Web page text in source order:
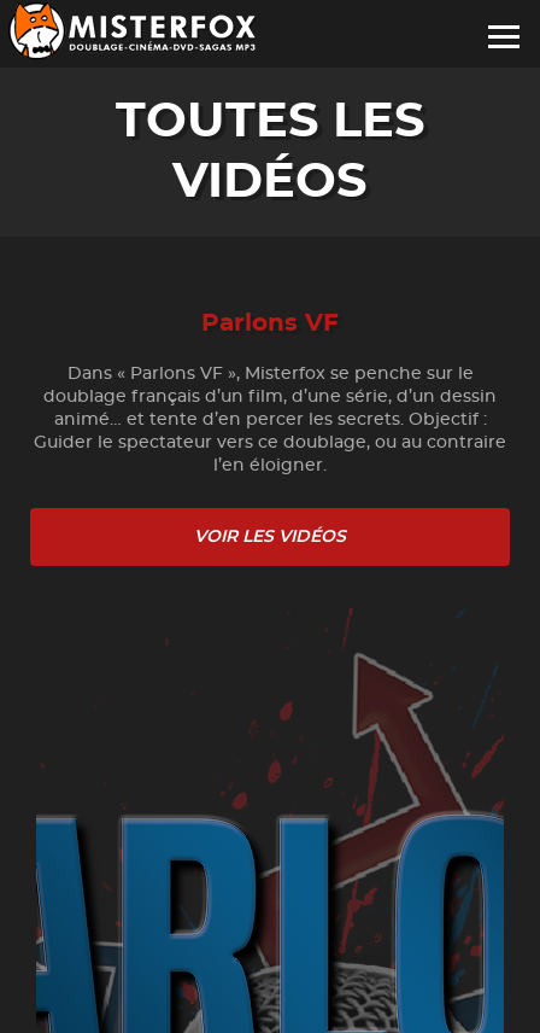
TOUTES LES
VIDÉOS
Parlons VF
Dans « Parlons VF », Misterfox se penche sur le
doublage français d’un film, d’une série, d’un dessin
animé… et tente d’en percer les secrets. Objectif :
Guider le spectateur vers ce doublage, ou au contraire
l’en éloigner.
VOIR LES VIDÉOS